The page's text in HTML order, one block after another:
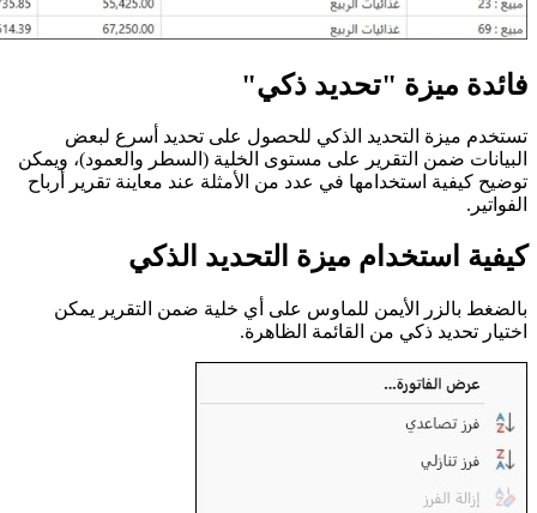
فائدة ميزة "تحديد ذكي"
تستخدم ميزة التحديد الذكي للحصول على تحديد أسرع لبعض
البيانات ضمن التقرير على مستوى الخلية (السطر والعمود)، ويمكن
توضيح كيفية استخدامها في عدد من الأمثلة عند معاينة تقرير أرباح
الفواتير.
كيفية استخدام ميزة التحديد الذكي
بالضغط بالزر الأيمن للماوس على أي خلية ضمن التقرير يمكن
اختيار تحديد ذكي من القائمة الظاهرة.